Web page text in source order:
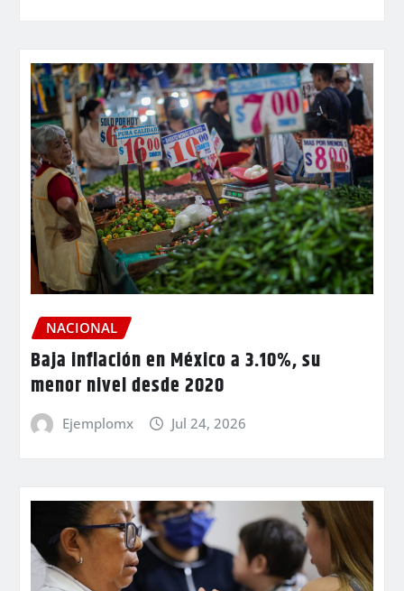
NACIONAL
Baja inflación en México a 3.10%, su
menor nivel desde 2020
Ejemplomx Jul 24, 2026